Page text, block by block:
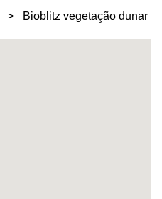
> Bioblitz vegetação dunar